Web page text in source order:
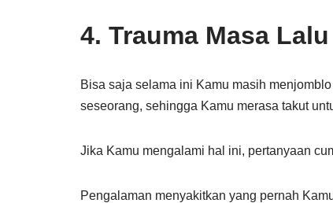
4. Trauma Masa Lalu
Bisa saja selama ini Kamu masih
seseorang, sehingga Kamu merasa takut
Jika Kamu mengalami hal ini, pertanyaan
Pengalaman menyakitkan yang pernah